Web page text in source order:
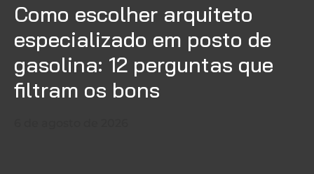
Como escolher arquiteto
especializado em posto de
gasolina: 12 perguntas que
filtram os bons